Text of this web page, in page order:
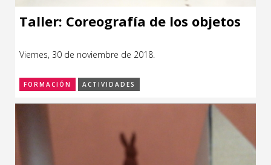
Taller: Coreografía de los objetos
Viernes, 30 de noviembre de 2018.
FORMACIÓN ACTIVIDADES